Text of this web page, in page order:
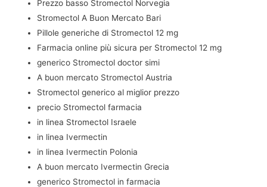
Prezzo basso Stromectol Norvegia
Stromectol A Buon Mercato Bari
Pillole generiche di Stromectol 12 mg
Farmacia online più sicura per Stromectol 12 mg
generico Stromectol doctor simi
A buon mercato Stromectol Austria
Stromectol generico al miglior prezzo
precio Stromectol farmacia
in linea Stromectol Israele
in linea Ivermectin
in linea Ivermectin Polonia
A buon mercato Ivermectin Grecia
generico Stromectol in farmacia